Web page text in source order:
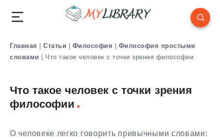
Главная | Статьи | Философия | Философия простыми
словами | Что такое человек с точки зрения философии
Что такое человек с точки зрения
философии
О человеке легко говорить привычными словами: